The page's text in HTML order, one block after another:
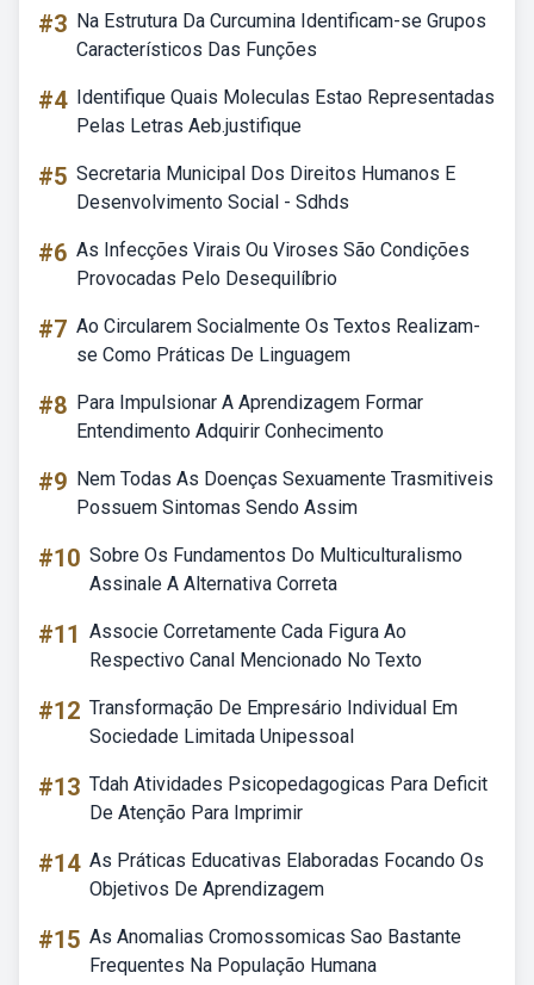
#3 Na Estrutura Da Curcumina Identificam-se Grupos
Característicos Das Funções
#4 Identifique Quais Moleculas Estao Representadas
Pelas Letras Aeb.justifique
#5 Secretaria Municipal Dos Direitos Humanos E
Desenvolvimento Social - Sdhds
#6 As Infecções Virais Ou Viroses São Condições
Provocadas Pelo Desequilíbrio
#7 Ao Circularem Socialmente Os Textos Realizam-
se Como Práticas De Linguagem
#8 Para Impulsionar A Aprendizagem Formar
Entendimento Adquirir Conhecimento
#9 Nem Todas As Doenças Sexuamente Trasmitiveis
Possuem Sintomas Sendo Assim
#10 Sobre Os Fundamentos Do Multiculturalismo
Assinale A Alternativa Correta
#11 Associe Corretamente Cada Figura Ao
Respectivo Canal Mencionado No Texto
#12 Transformação De Empresário Individual Em
Sociedade Limitada Unipessoal
#13 Tdah Atividades Psicopedagogicas Para Deficit
De Atenção Para Imprimir
#14 As Práticas Educativas Elaboradas Focando Os
Objetivos De Aprendizagem
#15 As Anomalias Cromossomicas Sao Bastante
Frequentes Na População Humana